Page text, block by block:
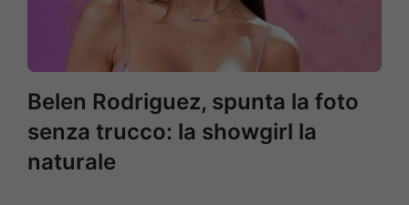
Belen Rodriguez, spunta la foto
senza trucco: la showgirl la
naturale